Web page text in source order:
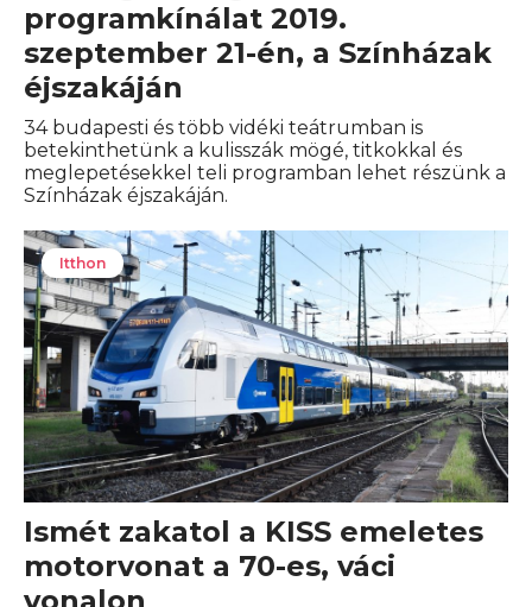
programkínálat 2019.
szeptember 21-én, a Színházak
éjszakáján
34 budapesti és több vidéki teátrumban is
betekinthetünk a kulisszák mögé, titkokkal és
meglepetésekkel teli programban lehet részünk a
Színházak éjszakáján.
Itthon
Ismét zakatol a KISS emeletes
motorvonat a 70-es, váci